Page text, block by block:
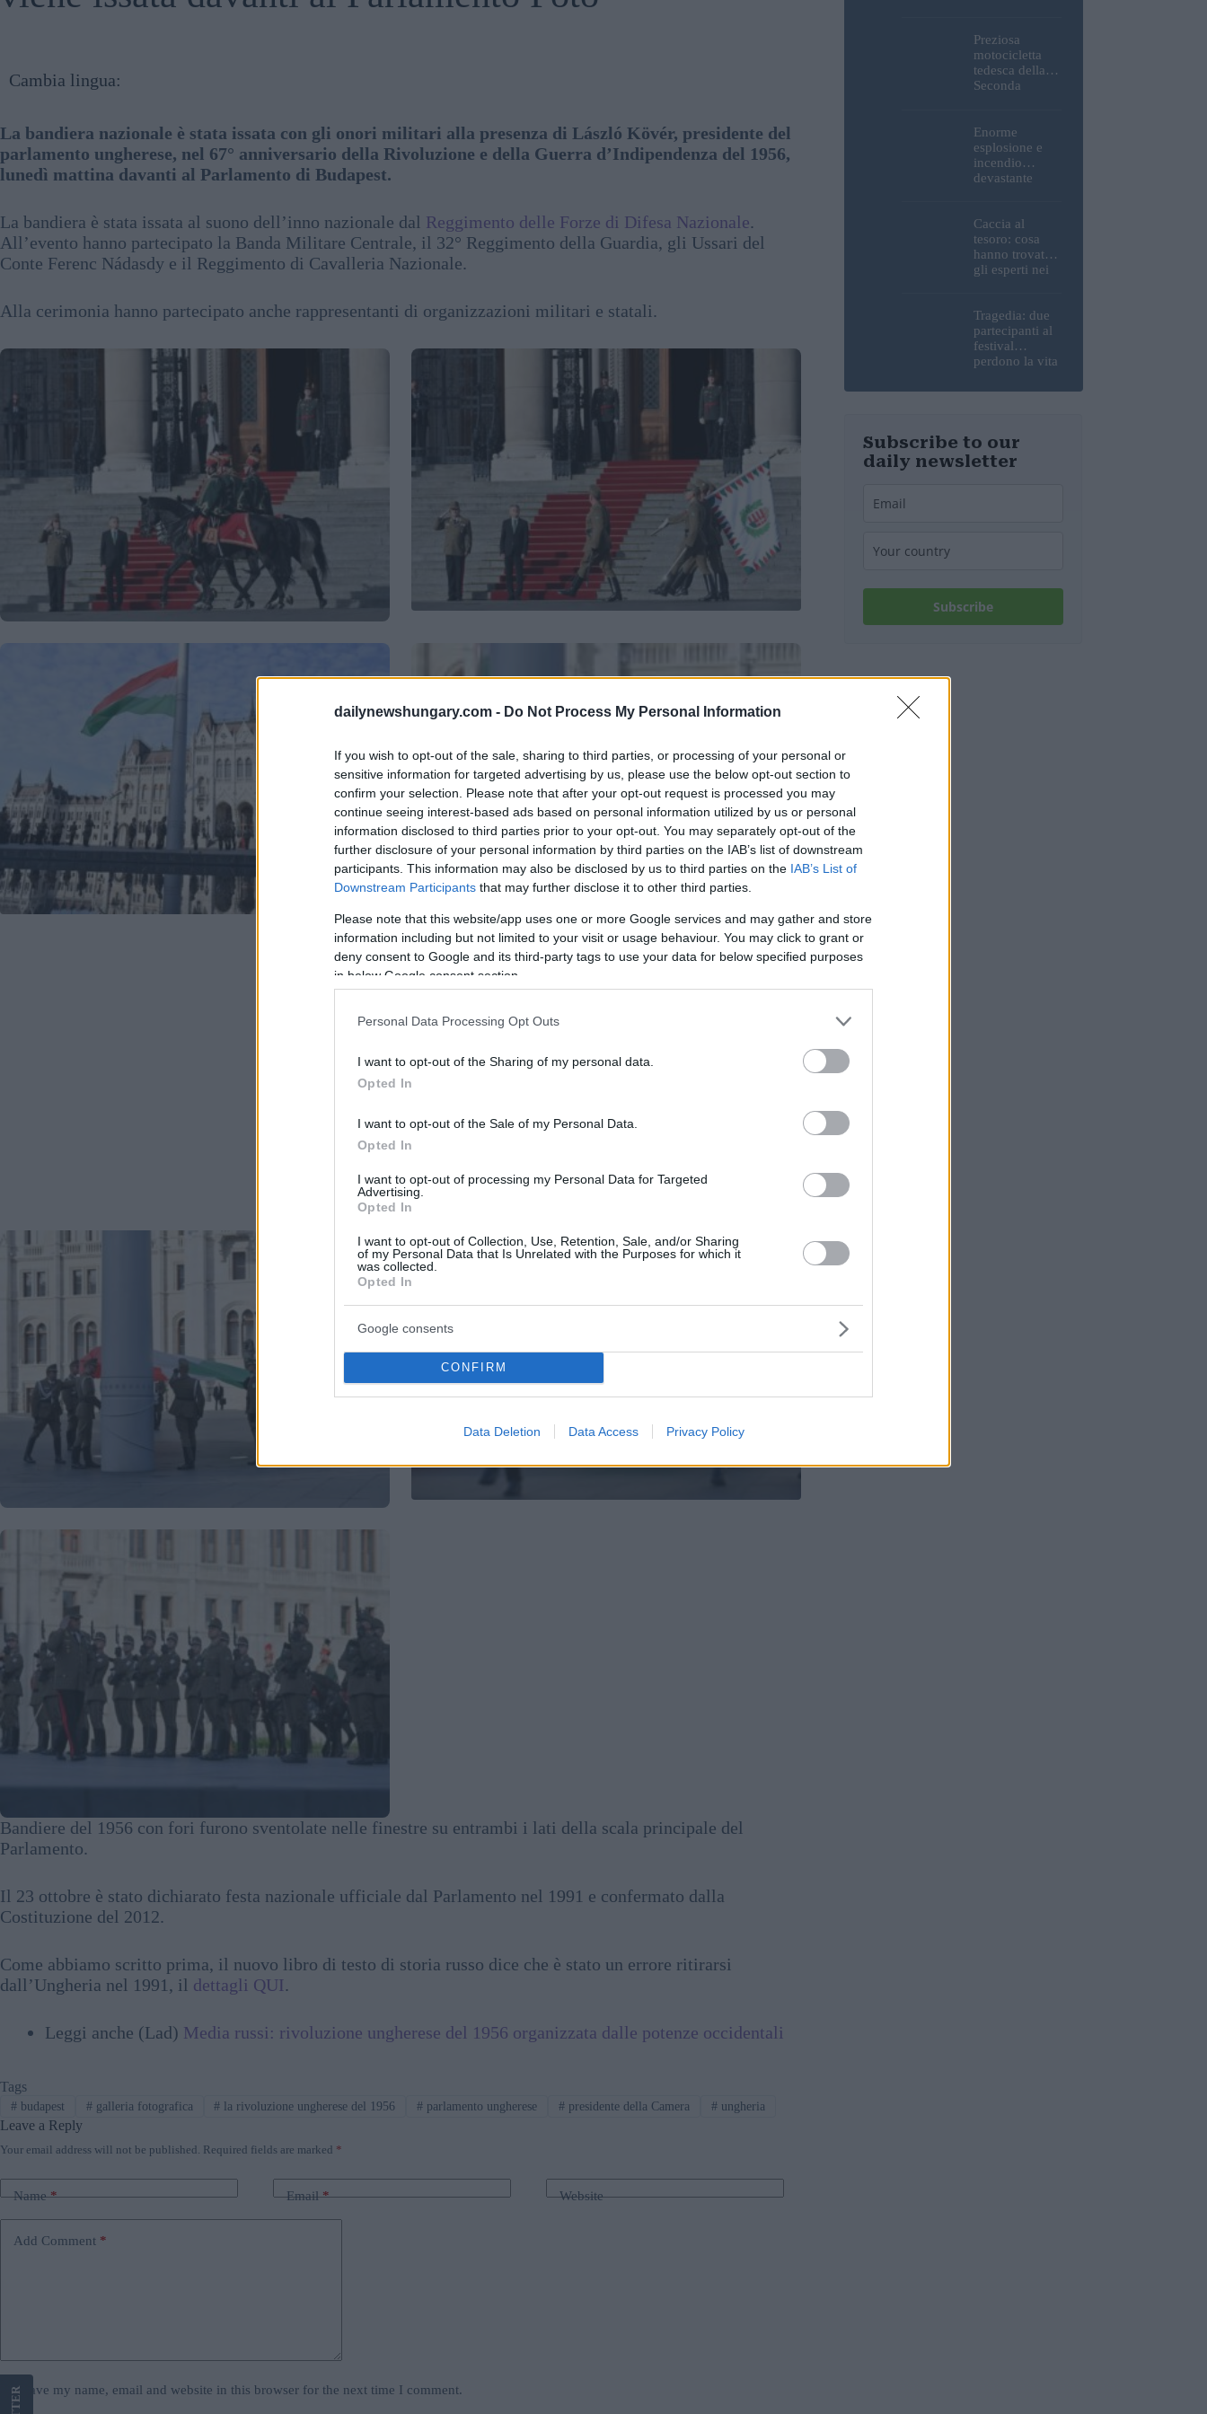
dailynewshungary.com - Do Not Process My Personal Information
If you wish to opt-out of the sale, sharing to third parties, or processing of your personal or
sensitive information for targeted advertising by us, please use the below opt-out section to
confirm your selection. Please note that after your opt-out request is processed you may
continue seeing interest-based ads based on personal information utilized by us or personal
information disclosed to third parties prior to your opt-out. You may separately opt-out of the
further disclosure of your personal information by third parties on the IAB’s list of downstream
participants. This information may also be disclosed by us to third parties on the IAB’s List of
Downstream Participants that may further disclose it to other third parties.
Please note that this website/app uses one or more Google services and may gather and store
information including but not limited to your visit or usage behaviour. You may click to grant or
deny consent to Google and its third-party tags to use your data for below specified purposes
in below Google consent section.
Personal Data Processing Opt Outs
I want to opt-out of the Sharing of my personal data.
Opted In
I want to opt-out of the Sale of my Personal Data.
Opted In
I want to opt-out of processing my Personal Data for Targeted
Advertising.
Opted In
I want to opt-out of Collection, Use, Retention, Sale, and/or Sharing
of my Personal Data that Is Unrelated with the Purposes for which it
was collected.
Opted In
Google consents
CONFIRM
Data Deletion Data Access Privacy Policy
Cambia lingua:
La bandiera nazionale è stata issata con gli onori militari alla presenza di László Kövér, presidente del
parlamento ungherese, nel 67° anniversario della Rivoluzione e della Guerra d’Indipendenza del 1956,
lunedì mattina davanti al Parlamento di Budapest.
La bandiera è stata issata al suono dell’inno nazionale dal Reggimento delle Forze di Difesa Nazionale.
All’evento hanno partecipato la Banda Militare Centrale, il 32° Reggimento della Guardia, gli Ussari del
Conte Ferenc Nádasdy e il Reggimento di Cavalleria Nazionale.
Alla cerimonia hanno partecipato anche rappresentanti di organizzazioni militari e statali.
Bandiere del 1956 con fori furono sventolate nelle finestre su entrambi i lati della scala principale del
Parlamento.
Il 23 ottobre è stato dichiarato festa nazionale ufficiale dal Parlamento nel 1991 e confermato dalla
Costituzione del 2012.
Come abbiamo scritto prima, il nuovo libro di testo di storia russo dice che è stato un errore ritirarsi
dall’Ungheria nel 1991, il dettagli QUI.
Leggi anche (Lad) Media russi: rivoluzione ungherese del 1956 organizzata dalle potenze occidentali
Tags
#budapest #galleria fotografica # la rivoluzione ungherese del 1956 # parlamento ungherese # presidente della Camera #ungheria
Leave a Reply
Your email address will not be published. Required fields are marked *
Name* Email* Website
Add Comment *
Save my name, email and website in this browser for the next time I comment.
Buda e della
Cittadella
verranno
spente
Preziosa
motocicletta
tedesca della
Seconda
umani ed
esplosivi
recuperati dal
Danubio a
Enorme
esplosione e
incendio
devastante
strategica della
MOL: i prezzi
del carburante
aumenteranno
Caccia al
tesoro: cosa
hanno trovato
gli esperti nei
tedesca
recuperata dal
Danubio a
Budapest –
Tragedia: due
partecipanti al
festival
perdono la vita
Festival in
Subscribe to our
daily newsletter
Subscribe